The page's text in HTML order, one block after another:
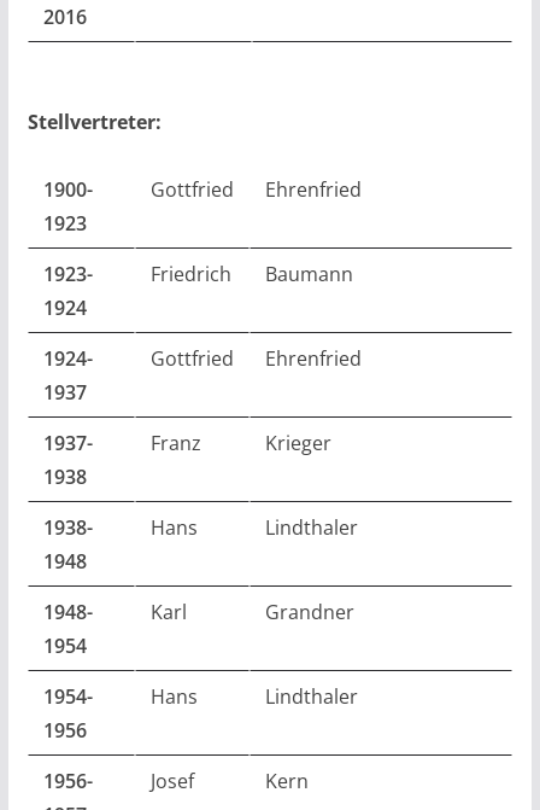
2016
Stellvertreter:
1900-
1923
Gottfried Ehrenfried
1923-
1924
Friedrich Baumann
1924-
1937
Gottfried Ehrenfried
1937-
1938
Franz Krieger
1938-
1948
Hans Lindthaler
1948-
1954
Karl Grandner
1954-
1956
Hans Lindthaler
1956-
Josef Kern